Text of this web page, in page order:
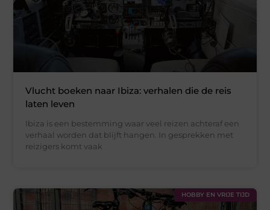
Vlucht boeken naar Ibiza: verhalen die de reis
laten leven
Ibiza is een bestemming waar veel reizen achteraf een
verhaal worden dat blijft hangen. In gesprekken met
reizigers komt vaak
HOBBY EN VRIJE TIJD